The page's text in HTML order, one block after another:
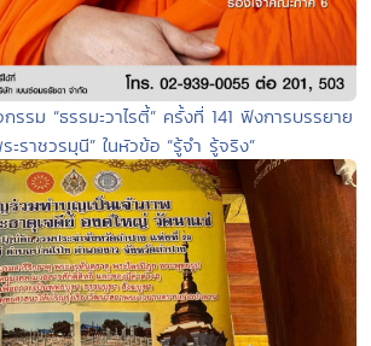
รม “ธรรมะวาไรตี้” ครั้งที่ 141 ฟังการบรรยาย
ะราชวรมุนี” ในหัวข้อ “รู้จำ รู้จริง”